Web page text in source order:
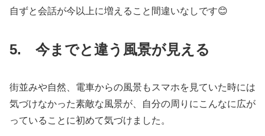
自ずと会話が今以上に増えること間違いなしです😊
5. 今までと違う風景が見える
街並みや自然、電車からの風景もスマホを見ていた時には
気づけなかった素敵な風景が、自分の周りにこんなに広が
っていることに初めて気づけました。